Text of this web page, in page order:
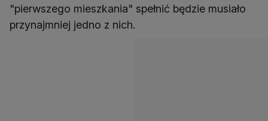
"pierwszego mieszkania" spełnić będzie musiało
przynajmniej jedno z nich.